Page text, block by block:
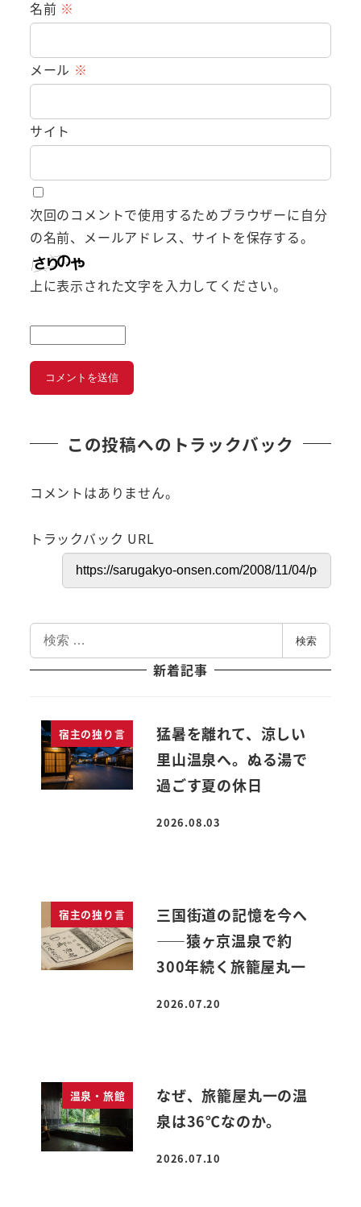
名前 ※
メール ※
サイト
次回のコメントで使用するためブラウザーに自分
の名前、メールアドレス、サイトを保存する。
上に表示された文字を入力してください。
この投稿へのトラックバック
コメントはありません。
トラックバック URL
索
検索
新着記事
宿主の独り言
猛暑を離れて、涼しい
里山温泉へ。ぬる湯で
過ごす夏の休日
投稿日
2026.08.03
宿主の独り言
三国街道の記憶を今へ
――猿ヶ京温泉で約
300年続く旅籠屋丸一
投稿日
2026.07.20
温泉・旅館
なぜ、旅籠屋丸一の温
泉は36℃なのか。
投稿日
2026.07.10